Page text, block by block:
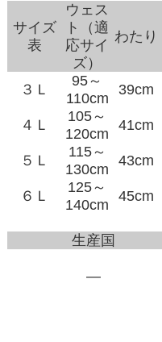
サイズ
表
ウェス
ト（適
応サイ
ズ）
わたり
３Ｌ
95～
110cm
39cm
４Ｌ
105～
120cm
41cm
５Ｌ
115～
130cm
43cm
６Ｌ
125～
140cm
45cm
生産国
―